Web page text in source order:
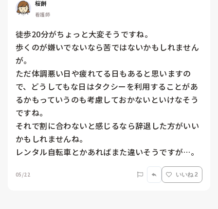
桜餅
看護師
徒歩20分がちょっと大変そうですね。
歩くのが嫌いでないなら苦ではないかもしれません
が。
ただ体調悪い日や疲れてる日もあると思いますの
で、どうしてもな日はタクシーを利用することがあ
るかもっていうのも考慮しておかないといけなそう
ですね。
それで割に合わないと感じるなら辞退した方がいい
かもしれませんね。
レンタル自転車とかあればまた違いそうですが…。
05/22 いいね 2